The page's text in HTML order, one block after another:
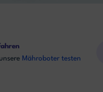
Mähroboter testen